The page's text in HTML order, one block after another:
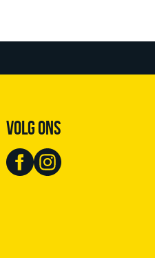
VOLG ONS